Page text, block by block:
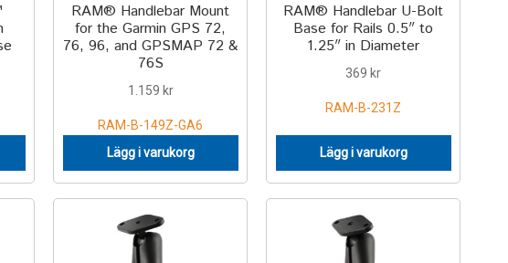
RAM® Handlebar Mount
for the Garmin GPS 72,
76, 96, and GPSMAP 72 &
76S
1.159 kr
RAM-B-149Z-GA6
Lägg i varukorg
RAM® Handlebar U-Bolt
Base for Rails 0.5″ to
1.25″ in Diameter
369 kr
RAM-B-231Z
Lägg i varukorg